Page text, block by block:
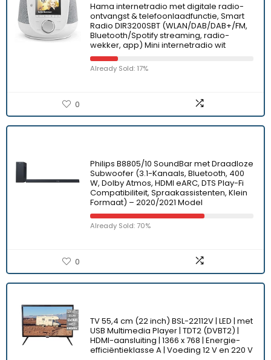
Hama internetradio met digitale radio-
ontvangst & telefoonlaadfunctie, Smart
Radio DIR3200SBT (WLAN/DAB/DAB+/FM,
Bluetooth/Spotify streaming, radio-
wekker, app) Mini internetradio wit
Already Sold: 17%
0
Philips B8805/10 SoundBar met Draadloze
Subwoofer (3.1-Kanaals, Bluetooth, 400
W, Dolby Atmos, HDMI eARC, DTS Play-Fi
Compatibiliteit, Spraakassistenten, Klein
Formaat) – 2020/2021 Model
Already Sold: 70%
0
TV 55,4 cm (22 inch) BSL-22112V | LED | met
USB Multimedia Player | TDT2 (DVBT2) |
HDMI-aansluiting | 1366 x 768 | Energie-
efficiëntieklasse A | Voeding 12 V en 220 V